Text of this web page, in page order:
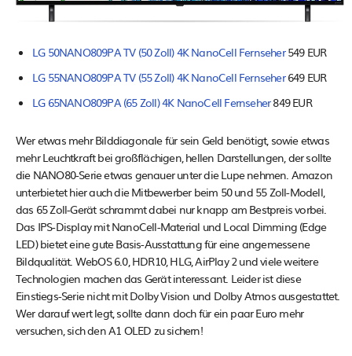
LG 50NANO809PA TV (50 Zoll) 4K NanoCell Fernseher549 EUR
LG 55NANO809PA TV (55 Zoll) 4K NanoCell Fernseher649 EUR
LG 65NANO809PA (65 Zoll) 4K NanoCell Fernseher849 EUR
Wer etwas mehr Bilddiagonale für sein Geld benötigt, sowie etwas
mehr Leuchtkraft bei großflächigen, hellen Darstellungen, der sollte
die NANO80-Serie etwas genauer unter die Lupe nehmen. Amazon
unterbietet hier auch die Mitbewerber beim 50 und 55 Zoll-Modell,
das 65 Zoll-Gerät schrammt dabei nur knapp am Bestpreis vorbei.
Das IPS-Display mit NanoCell-Material und Local Dimming (Edge
LED) bietet eine gute Basis-Ausstattung für eine angemessene
Bildqualität. WebOS 6.0, HDR10, HLG, AirPlay 2 und viele weitere
Technologien machen das Gerät interessant. Leider ist diese
Einstiegs-Serie nicht mit Dolby Vision und Dolby Atmos ausgestattet.
Wer darauf wert legt, sollte dann doch für ein paar Euro mehr
versuchen, sich den A1 OLED zu sichern!